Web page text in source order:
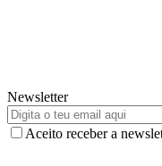
Newsletter
Aceito receber a